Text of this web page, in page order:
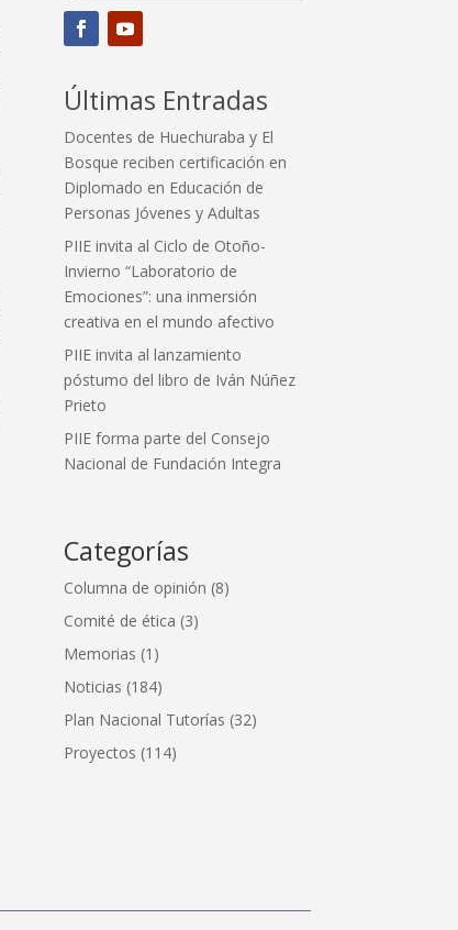
Últimas Entradas
Docentes de Huechuraba y El
Bosque reciben certificación en
Diplomado en Educación de
Personas Jóvenes y Adultas
PIIE invita al Ciclo de Otoño-
Invierno “Laboratorio de
Emociones”: una inmersión
creativa en el mundo afectivo
PIIE invita al lanzamiento
póstumo del libro de Iván Núñez
Prieto
PIIE forma parte del Consejo
Nacional de Fundación Integra
Categorías
Columna de opinión (8)
Comité de ética (3)
Memorias (1)
Noticias (184)
Plan Nacional Tutorías (32)
Proyectos (114)